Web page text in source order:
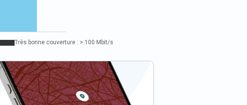
Très bonne couverture : > 100 Mbit/s